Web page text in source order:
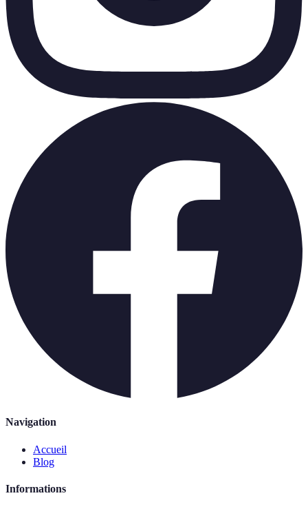
Navigation
Accueil
Blog
Informations